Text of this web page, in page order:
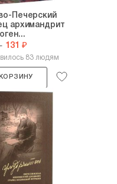
Печерский
архимандрит
131 ₽
83 людям